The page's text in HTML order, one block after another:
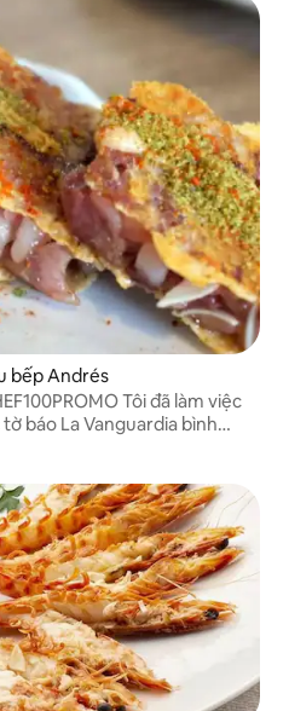
bếp Andrés
Tôi đã làm việc
báo La Vanguardia bình